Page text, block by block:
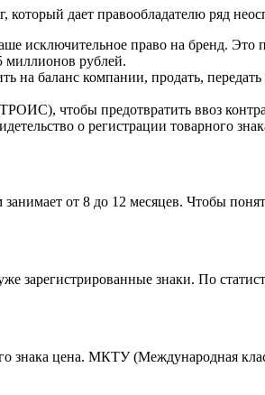
который дает правообладателю ряд
исключительное право на бренд. Это
миллионов рублей.
баланс компании, продать,
чтобы предотвратить ввоз
о регистрации товарного
от 8 до 12 месяцев. Чтобы
зарегистрированные знаки. По
знака цена. МКТУ (Международная